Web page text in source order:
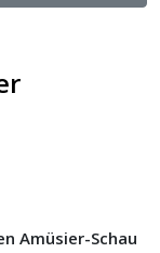
Amüsier-Schau